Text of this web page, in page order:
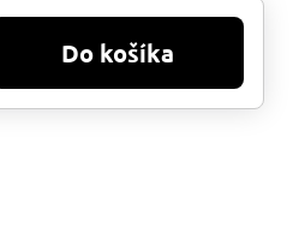
Do košíka